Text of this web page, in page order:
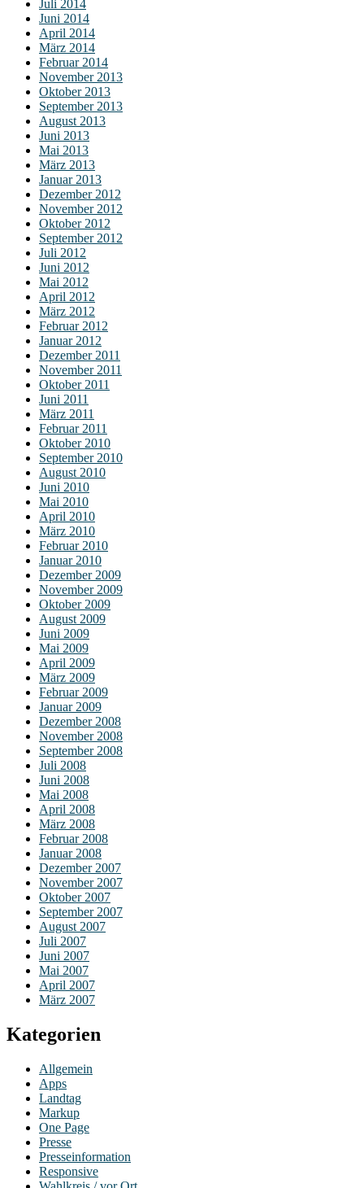
Juli 2014
Juni 2014
April 2014
März 2014
Februar 2014
November 2013
Oktober 2013
September 2013
August 2013
Juni 2013
Mai 2013
März 2013
Januar 2013
Dezember 2012
November 2012
Oktober 2012
September 2012
Juli 2012
Juni 2012
Mai 2012
April 2012
März 2012
Februar 2012
Januar 2012
Dezember 2011
November 2011
Oktober 2011
Juni 2011
März 2011
Februar 2011
Oktober 2010
September 2010
August 2010
Juni 2010
Mai 2010
April 2010
März 2010
Februar 2010
Januar 2010
Dezember 2009
November 2009
Oktober 2009
August 2009
Juni 2009
Mai 2009
April 2009
März 2009
Februar 2009
Januar 2009
Dezember 2008
November 2008
September 2008
Juli 2008
Juni 2008
Mai 2008
April 2008
März 2008
Februar 2008
Januar 2008
Dezember 2007
November 2007
Oktober 2007
September 2007
August 2007
Juli 2007
Juni 2007
Mai 2007
April 2007
März 2007
Kategorien
Allgemein
Apps
Landtag
Markup
One Page
Presse
Presseinformation
Responsive